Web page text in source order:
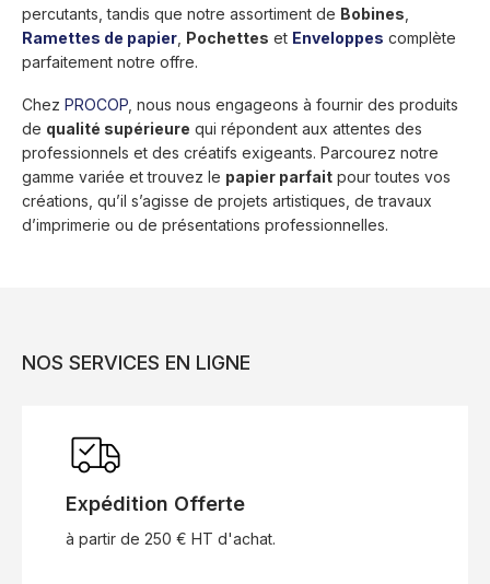
percutants, tandis que notre assortiment de Bobines
Ramettes de papier Pochettes et Enveloppes complète
parfaitement notre offre.
Chez PROCOP , nous nous engageons à fournir des produits
de qualité supérieure qui répondent aux attentes des
professionnels et des créatifs exigeants. Parcourez notre
gamme variée et trouvez le papier parfait pour toutes vos
créations, qu’il s’agisse de projets artistiques, de travaux
d’imprimerie ou de présentations professionnelles.
NOS SERVICES EN LIGNE
Expédition Offerte
à partir de 250 € HT d'achat.